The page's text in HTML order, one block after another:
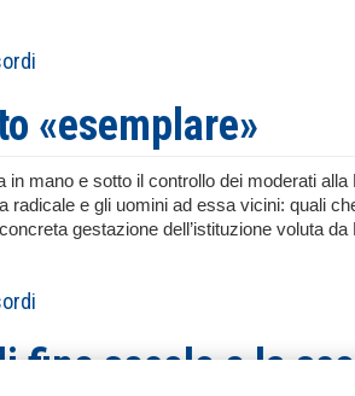
«esemplare»
in mano e sotto il controllo dei moderati
radicale e gli uomini ad essa vicini: quali
gestazione dell’istituzione voluta
fine secolo e la